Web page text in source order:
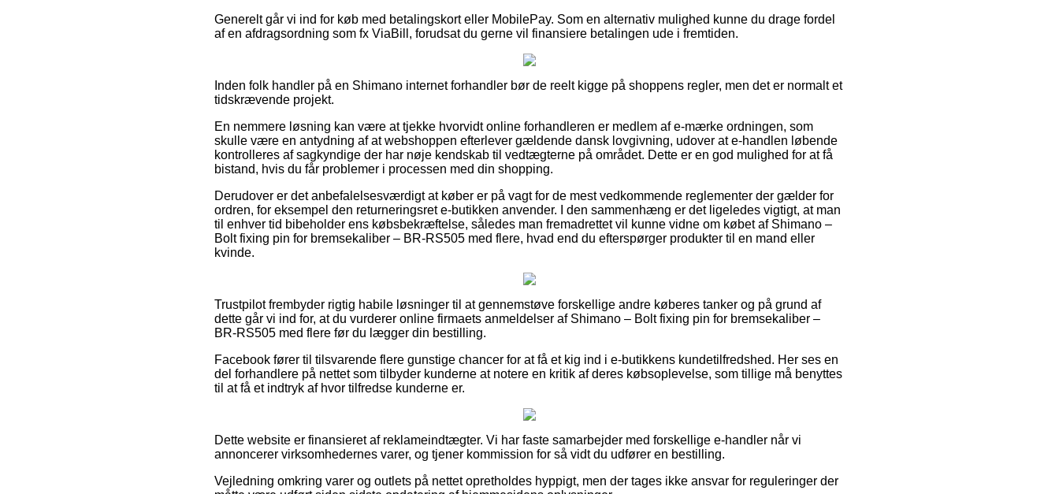
Generelt går vi ind for køb med betalingskort eller MobilePay. Som en alternativ mulighed kunne du drage fordel
af en afdragsordning som fx ViaBill, forudsat du gerne vil finansiere betalingen ude i fremtiden.
Inden folk handler på en Shimano internet forhandler bør de reelt kigge på shoppens regler, men det er normalt et
tidskrævende projekt.
En nemmere løsning kan være at tjekke hvorvidt online forhandleren er medlem af e-mærke ordningen, som
skulle være en antydning af at webshoppen efterlever gældende dansk lovgivning, udover at e-handlen løbende
kontrolleres af sagkyndige der har nøje kendskab til vedtægterne på området. Dette er en god mulighed for at få
bistand, hvis du får problemer i processen med din shopping.
Derudover er det anbefalelsesværdigt at køber er på vagt for de mest vedkommende reglementer der gælder for
ordren, for eksempel den returneringsret e-butikken anvender. I den sammenhæng er det ligeledes vigtigt, at man
til enhver tid bibeholder ens købsbekræftelse, således man fremadrettet vil kunne vidne om købet af Shimano –
Bolt fixing pin for bremsekaliber – BR-RS505 med flere, hvad end du efterspørger produkter til en mand eller
kvinde.
Trustpilot frembyder rigtig habile løsninger til at gennemstøve forskellige andre køberes tanker og på grund af
dette går vi ind for, at du vurderer online firmaets anmeldelser af Shimano – Bolt fixing pin for bremsekaliber –
BR-RS505 med flere før du lægger din bestilling.
Facebook fører til tilsvarende flere gunstige chancer for at få et kig ind i e-butikkens kundetilfredshed. Her ses en
del forhandlere på nettet som tilbyder kunderne at notere en kritik af deres købsoplevelse, som tillige må benyttes
til at få et indtryk af hvor tilfredse kunderne er.
Dette website er finansieret af reklameindtægter. Vi har faste samarbejder med forskellige e-handler når vi
annoncerer virksomhedernes varer, og tjener kommission for så vidt du udfører en bestilling.
Vejledning omkring varer og outlets på nettet opretholdes hyppigt, men der tages ikke ansvar for reguleringer der